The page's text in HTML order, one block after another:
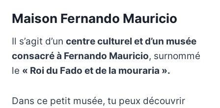
Maison Fernando Mauricio
Il s’agit d’un centre culturel et d’un musée
consacré à Fernando Mauricio, surnommé
le « Roi du Fado et de la mouraria ».
Dans ce petit musée, tu peux découvrir